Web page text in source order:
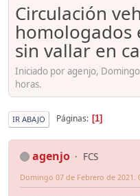
Circulación
homologados
sin vallar en
Iniciado por agenjo,
horas.
IR ABAJO Páginas 1
agenjo FCS
Domingo 07 de Febrero de 2021.